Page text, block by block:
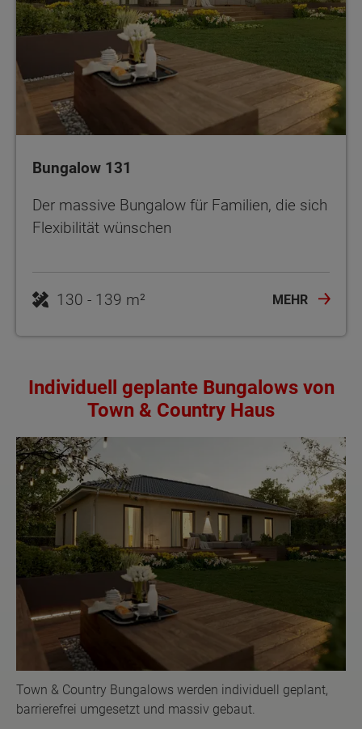
Bungalow 131
Der massive Bungalow für Familien, die sich
Flexibilität wünschen
130 - 139 m² MEHR
Individuell geplante Bungalows von
Town & Country Haus
Town & Country Bungalows werden individuell geplant,
barrierefrei umgesetzt und massiv gebaut.